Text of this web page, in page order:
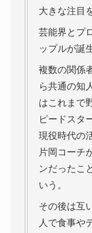
大きな注目
芸能界とプ
ップルが誕
複数の関係
ら共通の知
はこれまで
ピードスタ
現役時代の
片岡コーチ
ンだったこ
いう。
その後は互
人で食事や